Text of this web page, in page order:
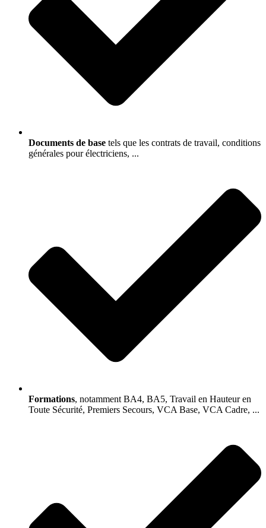
Documents de base tels que les contrats de travail, conditions
générales pour électriciens, ...
Formations, notamment BA4, BA5, Travail en Hauteur en
Toute Sécurité, Premiers Secours, VCA Base, VCA Cadre, ...